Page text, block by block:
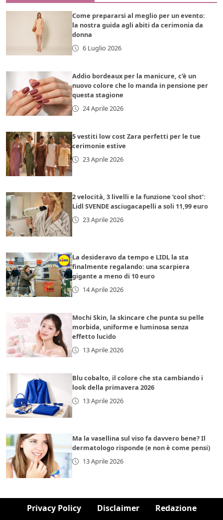
Come prepararsi al meglio per un evento:
la nostra guida agli abiti da cerimonia da
donna
6 Luglio 2026
Addio bordeaux per la manicure, c’è un
nuovo colore che lo manda in pensione per
questa stagione
24 Aprile 2026
5 vestiti low cost Zara perfetti per le tue
cerimonie estive
23 Aprile 2026
2 velocità, 3 livelli e la funzione ‘cool shot’:
Lidl SVENDE asciugacapelli a soli 11,99 euro
23 Aprile 2026
La desideravo da tempo e LIDL la sta
finalmente regalando: una scarpiera
gigante a meno di 10 euro
14 Aprile 2026
Mochi Skin, la skincare che punta su pelle
morbida, uniforme e luminosa senza
effetto lucido
13 Aprile 2026
Blu cobalto, il colore che sta cambiando i
look della primavera 2026
13 Aprile 2026
Ma la vasellina sul viso fa davvero bene? Il
dermatologo risponde (e non è come pensi)
13 Aprile 2026
Privacy Policy Disclaimer Redazione